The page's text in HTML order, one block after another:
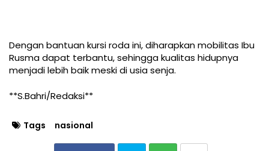
Dengan bantuan kursi roda ini, diharapkan mobilitas Ibu
Rusma dapat terbantu, sehingga kualitas hidupnya
menjadi lebih baik meski di usia senja.
**S.Bahri/Redaksi**
Tags nasional